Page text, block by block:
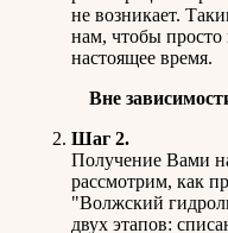
не возникает.
нам, чтобы просто
настоящее время.
Вне
Шаг 2.
Получение Вами
рассмотрим, как
"Волжский
двух этапов: